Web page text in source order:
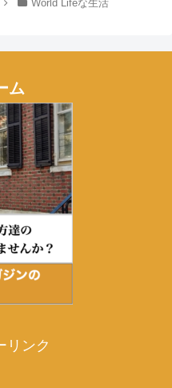
World Lifeな生活
ム
リンク